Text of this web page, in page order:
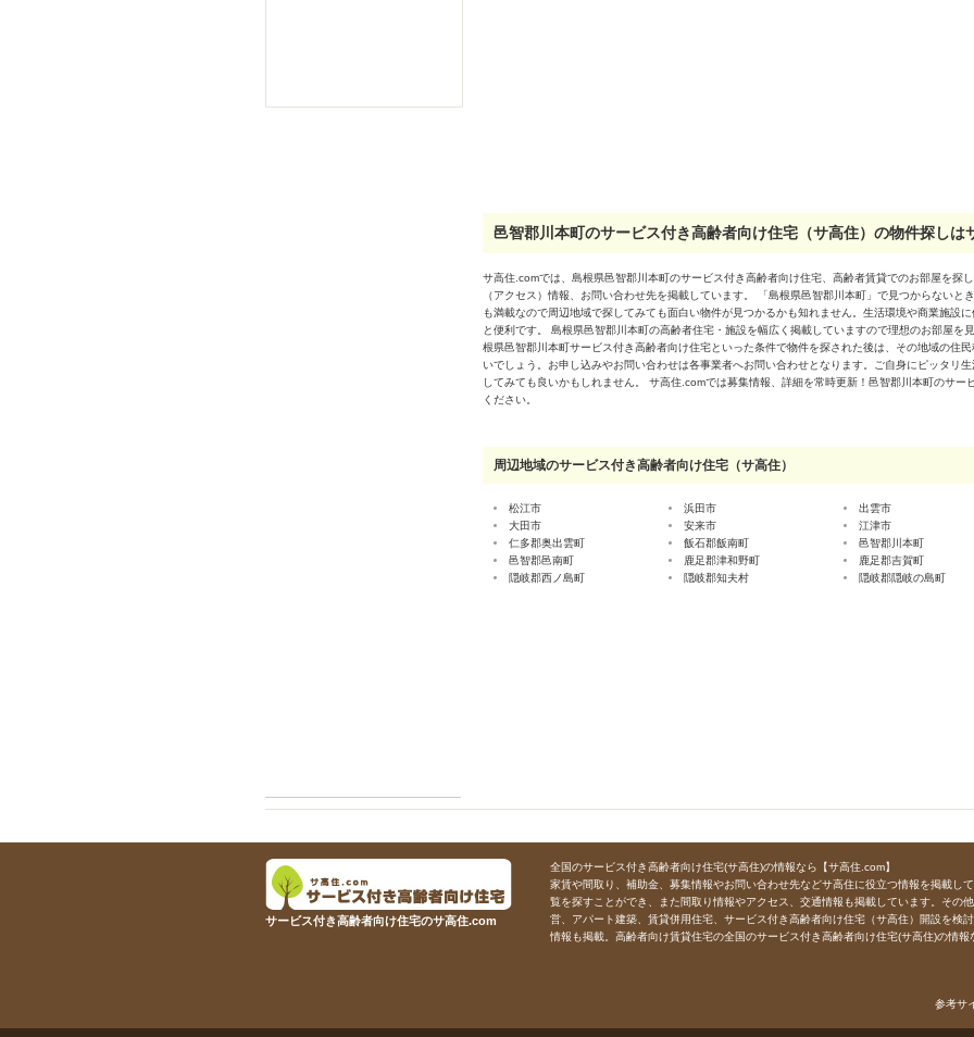
邑智郡川本町のサービス付き高齢者向け住宅（サ高住）の物件探しは
サ高住.comでは、島根県邑智郡川本町のサービス付き高齢者向け住宅、高齢者賃貸でのお部屋を探
（アクセス）情報、お問い合わせ先を掲載しています。 「島根県邑智郡川本町」で見つからないと
も満載なので周辺地域で探してみても面白い物件が見つかるかも知れません。生活環境や商業施設
と便利です。 島根県邑智郡川本町の高齢者住宅・施設を幅広く掲載していますので理想のお部屋を
根県邑智郡川本町サービス付き高齢者向け住宅といった条件で物件を探された後は、その地域の住
いでしょう。お申し込みやお問い合わせは各事業者へお問い合わせとなります。ご自身にピッタリ
してみても良いかもしれません。 サ高住.comでは募集情報、詳細を常時更新！邑智郡川本町のサー
ください。
周辺地域のサービス付き高齢者向け住宅（サ高住）
松江市 浜田市
出雲市
大田市
安来市
江津市
仁多郡奥出雲町
飯石郡飯南町
邑智郡川本町
邑智郡邑南町
鹿足郡津和野町
鹿足郡吉賀町
隠岐郡西ノ島町
隠岐郡知夫村 隠岐郡隠岐の島町
サービス付き高齢者向け住宅のサ高住.com
全国のサービス付き高齢者向け住宅(サ高住)の情報なら【サ高住.com】
家賃や間取り、補助金、募集情報やお問い合わせ先などサ高住に役立つ情報を掲載し
覧を探すことができ、また間取り情報やアクセス、交通情報も掲載しています。その
営、アパート建築、賃貸併用住宅、サービス付き高齢者向け住宅（サ高住）開設を検
情報も掲載。高齢者向け賃貸住宅の全国のサービス付き高齢者向け住宅(サ高住)の情報
参考サ